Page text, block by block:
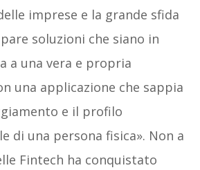
imprese e la grande sfida
soluzioni che siano in
a una vera e propria
una applicazione che sappia
e il profilo
di una persona fisica». Non a
Fintech ha conquistato